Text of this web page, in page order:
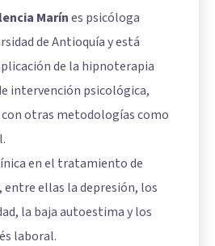
Marínes psicóloga
de Antioquía y está
de la hipnoterapia
intervención psicológica,
otras metodologías como
en el tratamiento de
entre ellas la depresión, los
la baja autoestima y los
laboral.